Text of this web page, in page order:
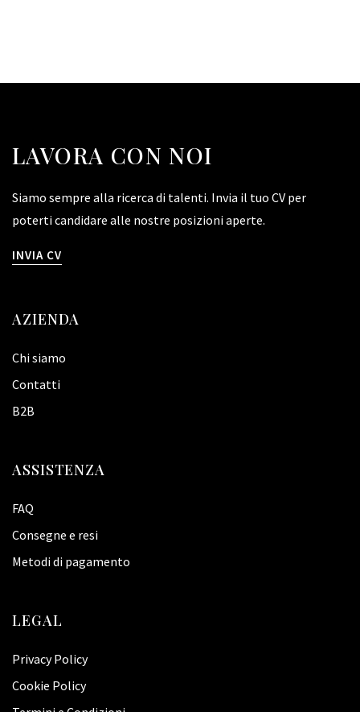
LAVORA CON NOI
Siamo sempre alla ricerca di talenti. Invia il tuo CV per
poterti candidare alle nostre posizioni aperte.
INVIA CV
AZIENDA
Chi siamo
Contatti
B2B
ASSISTENZA
FAQ
Consegne e resi
Metodi di pagamento
LEGAL
Privacy Policy
Cookie Policy